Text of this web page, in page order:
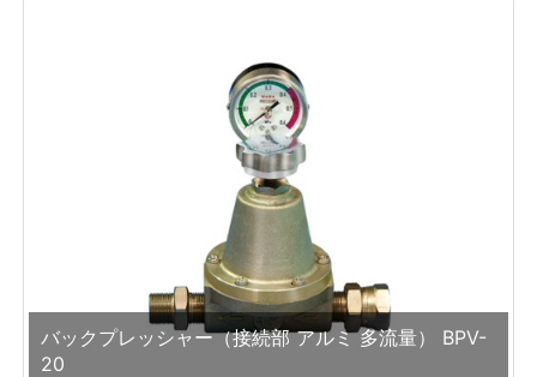
バックプレッシャー（接続部 アルミ 多流量） BPV-
20